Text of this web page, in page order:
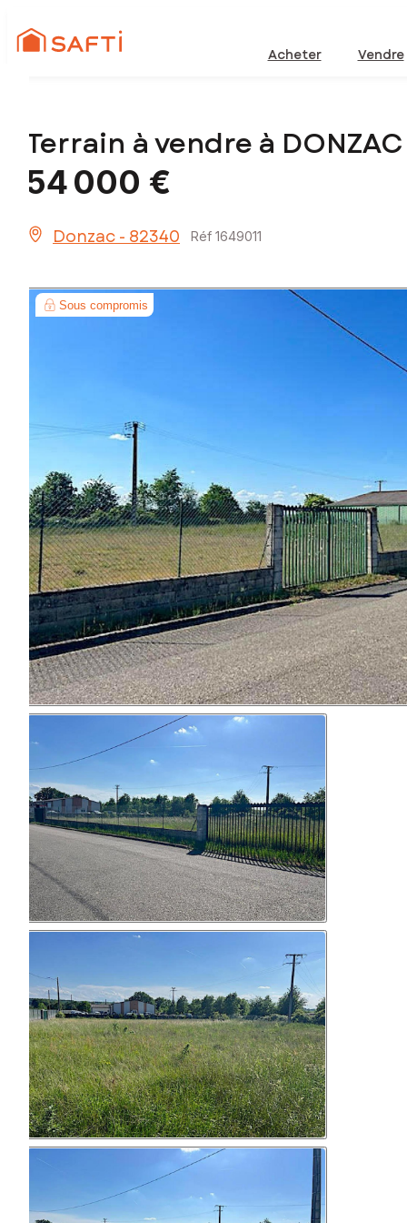
Acheter Vendre
Terrain à vendre à
54 000 €
Donzac - 82340 Réf 1649011
Sous compromis